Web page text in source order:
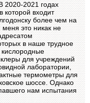
2020-2021 годах
которой входит
более чем на
это никак не
в наше трудное
для учреждений
лаборатории,
термометры для
шоссе. Однако
нам испытания